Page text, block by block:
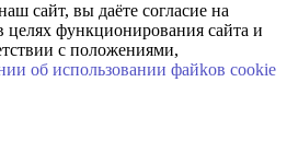
сайт, вы даёте согласие на
целях функционирования сайта и
с положениями,
об использовании файkов cookie